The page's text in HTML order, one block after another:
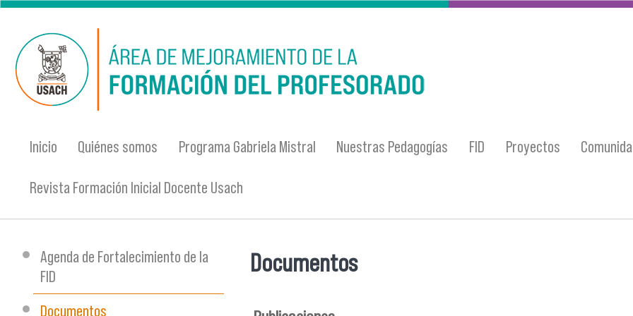
Pasar al contenido principal
Inicio Quiénes somos Programa Gabriela Mistral Nuestras Pedagogías FID Proyectos
Revista Formación Inicial Docente Usach
Agenda de Fortalecimiento de la
FID
Documentos
Se encuentra usted aquí
Documentos